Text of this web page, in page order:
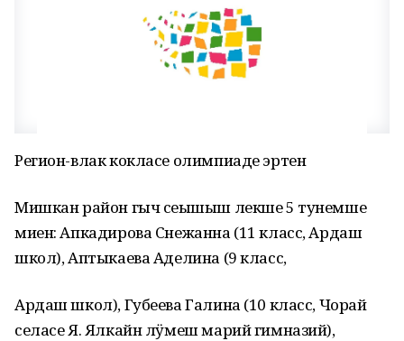
Регион-влак кокласе олимпиаде эртен
Мишкан район гыч сеҥышыш лекше 5 тунемше
миен: Апкадирова Снежанна (11 класс, Ардаш
школ), Аптыкаева Аделина (9 класс,
Ардаш школ), Губеева Галина (10 класс, Чорай
селасе Я. Ялкайн лӱмеш марий гимназий),